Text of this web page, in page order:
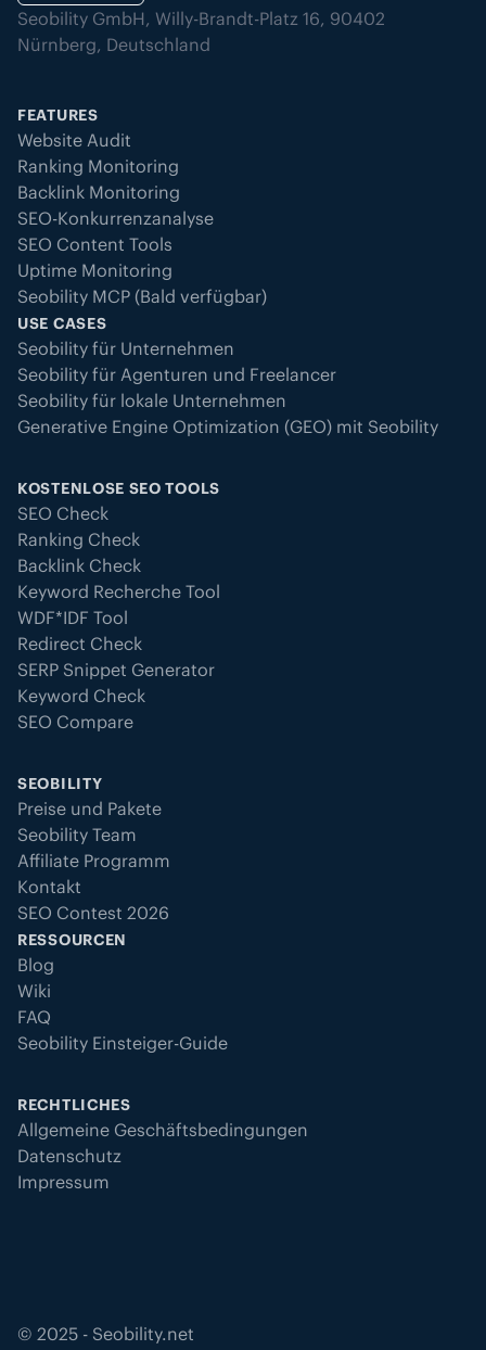
Seobility GmbH, Willy-Brandt-Platz 16, 90402
Nürnberg, Deutschland
FEATURES
Website Audit
Ranking Monitoring
Backlink Monitoring
SEO-Konkurrenzanalyse
SEO Content Tools
Uptime Monitoring
Seobility MCP (Bald verfügbar)
USE CASES
Seobility für Unternehmen
Seobility für Agenturen und Freelancer
Seobility für lokale Unternehmen
Generative Engine Optimization (GEO) mit Seobility
KOSTENLOSE SEO TOOLS
SEO Check
Ranking Check
Backlink Check
Keyword Recherche Tool
WDF*IDF Tool
Redirect Check
SERP Snippet Generator
Keyword Check
SEO Compare
SEOBILITY
Preise und Pakete
Seobility Team
Affiliate Programm
Kontakt
SEO Contest 2026
RESSOURCEN
Blog
Wiki
FAQ
Seobility Einsteiger-Guide
RECHTLICHES
Allgemeine Geschäftsbedingungen
Datenschutz
Impressum
© 2025 - Seobility.net